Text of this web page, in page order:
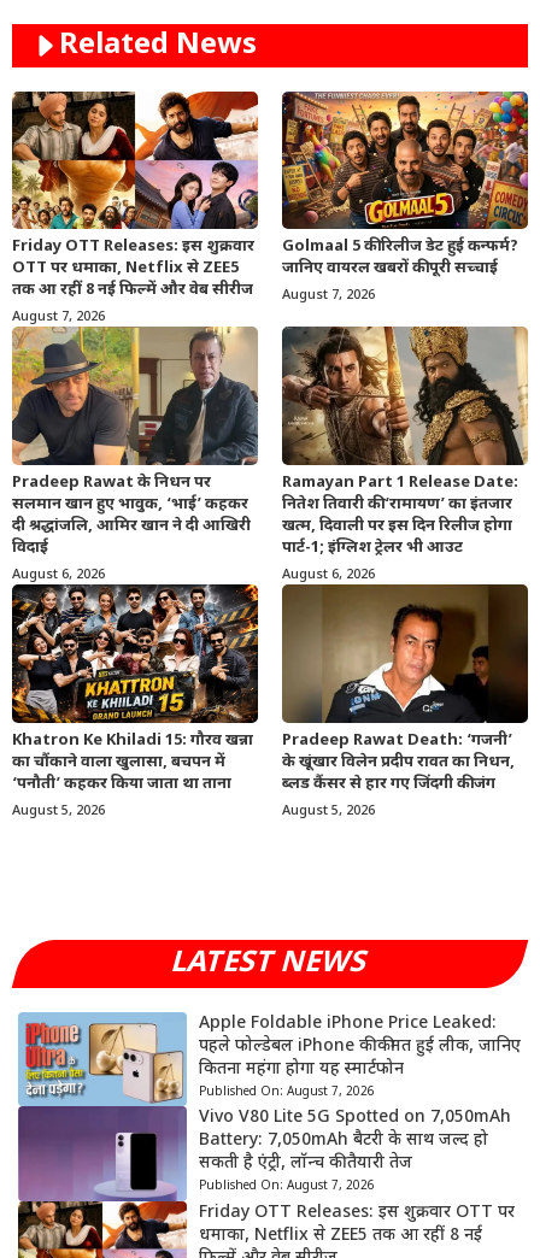
Related News
Friday OTT Releases: इस शुक्रवार
OTT पर धमाका, Netflix से ZEE5
तक आ रहीं 8 नई फिल्में और वेब सीरीज
August 7, 2026
Golmaal 5 की रिलीज डेट हुई कन्फर्म?
जानिए वायरल खबरों की पूरी सच्चाई
August 7, 2026
Pradeep Rawat के निधन पर
सलमान खान हुए भावुक, ‘भाई’ कहकर
दी श्रद्धांजलि, आमिर खान ने दी आखिरी
विदाई
August 6, 2026
Ramayan Part 1 Release Date:
नितेश तिवारी की ‘रामायण’ का इंतजार
खत्म, दिवाली पर इस दिन रिलीज होगा
पार्ट-1; इंग्लिश ट्रेलर भी आउट
August 6, 2026
Khatron Ke Khiladi 15: गौरव खन्ना
का चौंकाने वाला खुलासा, बचपन में
‘पनौती’ कहकर किया जाता था ताना
August 5, 2026
Pradeep Rawat Death: ‘गजनी’
के खूंखार विलेन प्रदीप रावत का निधन,
ब्लड कैंसर से हार गए जिंदगी की जंग
August 5, 2026
LATEST NEWS
Apple Foldable iPhone Price Leaked:
पहले फोल्डेबल iPhone की कीमत हुई लीक, जानिए
कितना महंगा होगा यह स्मार्टफोन
Published On: August 7, 2026
Vivo V80 Lite 5G Spotted on 7,050mAh
Battery: 7,050mAh बैटरी के साथ जल्द हो
सकती है एंट्री, लॉन्च की तैयारी तेज
Published On: August 7, 2026
Friday OTT Releases: इस शुक्रवार OTT पर
धमाका, Netflix से ZEE5 तक आ रहीं 8 नई